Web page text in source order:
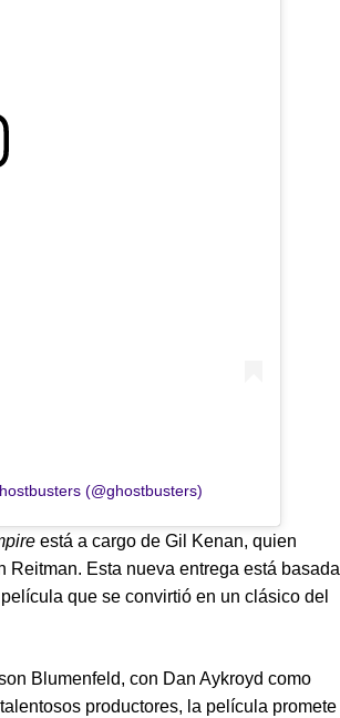
(@ghostbusters)
está a cargo de Gil Kenan, quien
Esta nueva entrega está basada
que se convirtió en un clásico del
Blumenfeld, con Dan Aykroyd como
productores, la película promete